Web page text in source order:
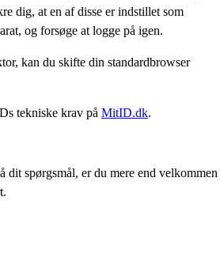
dig, at en af disse er indstillet som
og forsøge at logge på igen.
kan du skifte din standardbrowser
tekniske krav på MitID.dk.
dit spørgsmål, er du mere end velkommen